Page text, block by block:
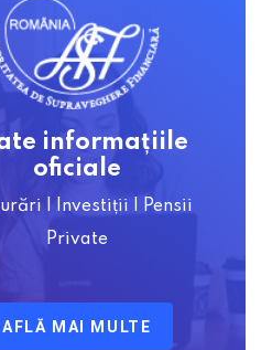
informațiile
oficiale
| Investiții | Pensii
Private
AFLĂ MAI MULTE